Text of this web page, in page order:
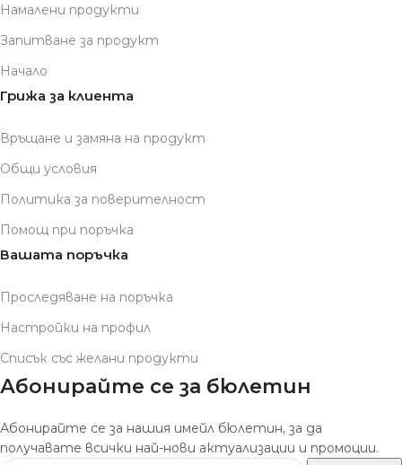
Намалени продукти
Запитване за продукт
Начало
Грижа за клиента
Връщане и замяна на продукт
Общи условия
Политика за поверителност
Помощ при поръчка
Вашата поръчка
Проследяване на поръчка
Настройки на профил
Списък със желани продукти
Абонирайте се за бюлетин
Абонирайте се за нашия имейл бюлетин, за да
получавате всички най-нови актуализации и промоции.